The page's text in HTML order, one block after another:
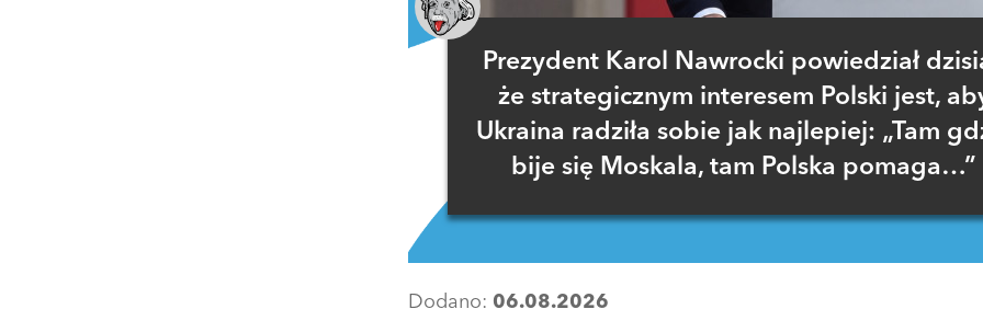
Prezydent Karol Nawrocki powiedział
że strategicznym interesem Polski jest,
Ukraina radziła sobie jak najlepiej: „Tam
bije się Moskala, tam Polska pomaga…”
Dodano: 06.08.2026